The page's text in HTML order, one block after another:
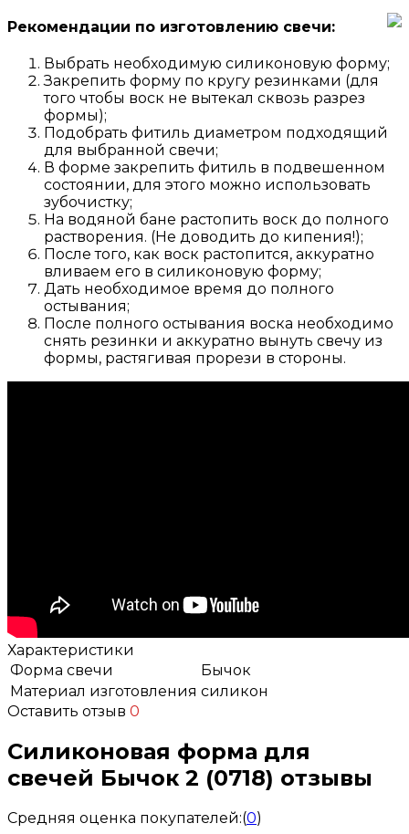
Рекомендации по изготовлению свечи:
Выбрать необходимую силиконовую форму;
Закрепить форму по кругу резинками (для
того чтобы воск не вытекал сквозь разрез
формы);
Подобрать фитиль диаметром подходящий
для выбранной свечи;
В форме закрепить фитиль в подвешенном
состоянии, для этого можно использовать
зубочистку;
На водяной бане растопить воск до полного
растворения. (Не доводить до кипения!);
После того, как воск растопится, аккуратно
вливаем его в силиконовую форму;
Дать необходимое время до полного
остывания;
После полного остывания воска необходимо
снять резинки и аккуратно вынуть свечу из
формы, растягивая прорези в стороны.
Характеристики
Форма свечи
Бычок
Материал изготовления силикон
Оставить отзыв 0
Силиконовая форма для
свечей Бычок 2 (0718) отзывы
Средняя оценка покупателей:(0)